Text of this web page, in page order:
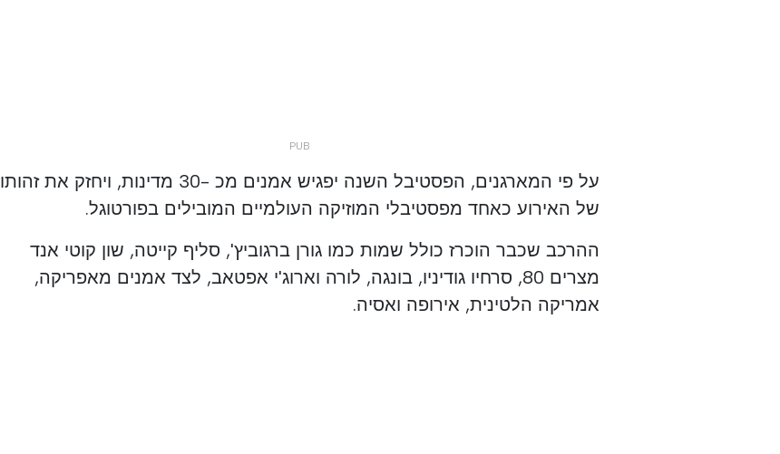
על פי המארגנים, הפסטיבל השנה יפגיש אמנים מכ -30 מדינות, ויחזק את זהותו
של האירוע כאחד מפסטיבלי המוזיקה העולמיים המובילים בפורטוגל.
ההרכב שכבר הוכרז כולל שמות כמו גורן ברגוביץ', סליף קייטה, שון קוטי אנד
מצרים 80, סרחיו גודיניו, בונגה, לורה וארוג'י אפטאב, לצד אמנים מאפריקה,
אמריקה הלטינית, אירופה ואסיה.